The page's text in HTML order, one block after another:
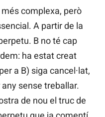
complexa, però
A partir de la
B no té cap
ha estat creat
a B) siga cancel·lat,
sense treballar.
de nou el truc de